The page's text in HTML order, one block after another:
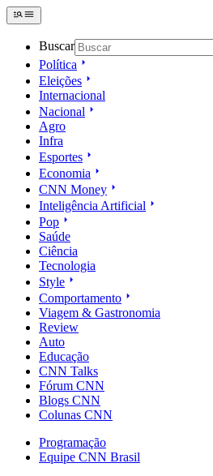
Buscar
Política
Eleições
Internacional
Nacional
Agro
Infra
Esportes
Economia
CNN Money
Inteligência Artificial
Pop
Saúde
Ciência
Tecnologia
Style
Comportamento
Viagem & Gastronomia
Review
Auto
Educação
CNN Talks
Fórum CNN
Blogs CNN
Colunas CNN
Programação
Equipe CNN Brasil